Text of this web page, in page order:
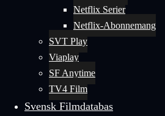
Netflix Serier
Netflix-Abonnemang
SVT Play
Viaplay
SF Anytime
TV4 Film
Svensk Filmdatabas